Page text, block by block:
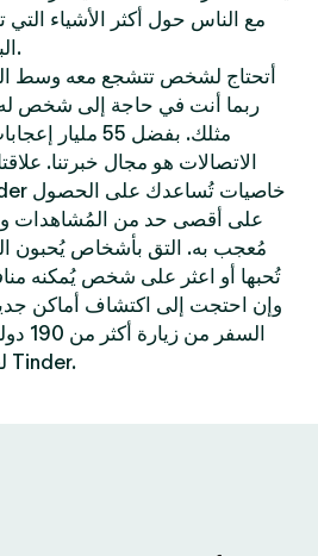
مع الناس حول أكثر الأشياء التي
البرية إلى الأسواق الليلية.
أتحتاج لشخص تتشجع معه وسط
ربما أنت في حاجة إلى شخص له
مثلك. بفضل 55
الاتصالات هو مجال خبرتنا.
على أقصى حد من المُشاهدات
مُعجب به. التق بأشخاص يُحبون
تُحبها أو اعثر على شخص يُمكنه
وإن احتجت إلى اكتشاف أماكن
لغة—كل هذا مُمكن على Tinder.